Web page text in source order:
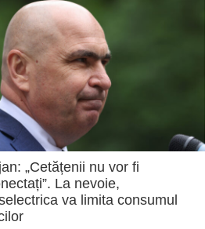
„Cetățenii nu vor fi
La nevoie,
va limita consumul